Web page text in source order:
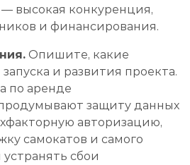
высокая конкуренция,
и финансирования.
Опишите, какие
и развития проекта.
по аренде
защиту данных
авторизацию,
самокатов и самого
сбои